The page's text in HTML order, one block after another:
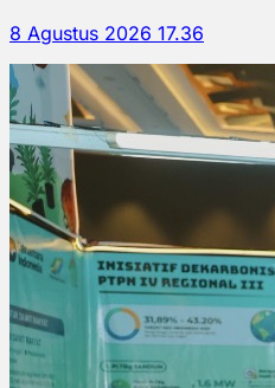
8 Agustus 2026 17.36